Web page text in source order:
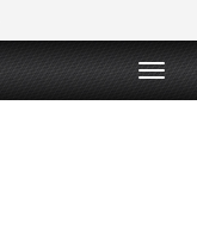
T
o
g